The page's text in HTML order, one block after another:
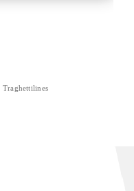
Traghettilines